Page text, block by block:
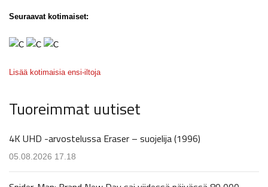
Seuraavat kotimaiset:
Lisää kotimaisia ensi-iltoja
Tuoreimmat uutiset
4K UHD -arvostelussa Eraser – suojelija (1996)
05.08.2026 17.18